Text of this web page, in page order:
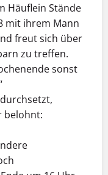
Häuflein Stände
mit ihrem Mann
freut sich über
zu treffen.
sonst
belohnt: